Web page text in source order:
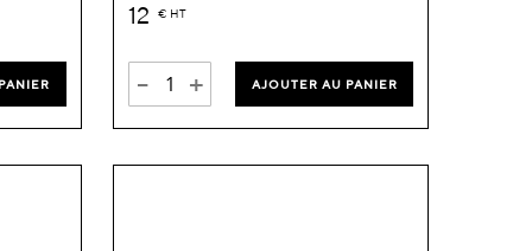
12 € HT
- + AJOUTER AU PANIER